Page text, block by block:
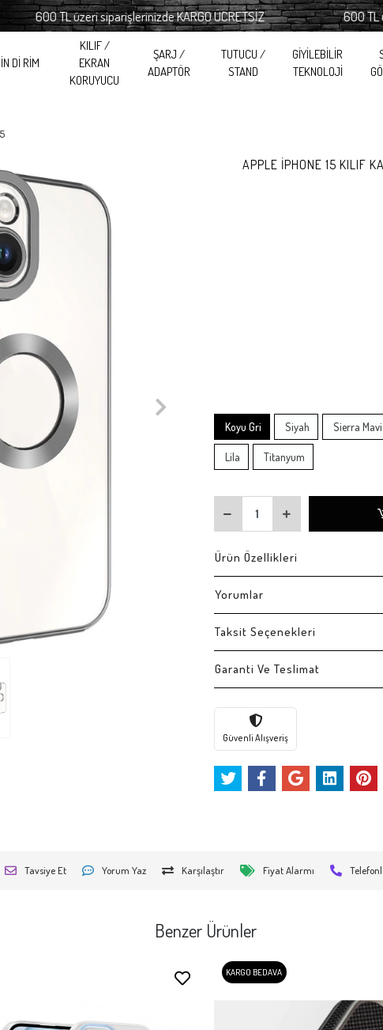
600 TL üzeri siparişlerinizde KARGO ÜCRETSİZ 600 TL üzeri
İN Dİ RİM
KILIF /
EKRAN
KORUYUCU
ŞARJ /
ADAPTÖR
TUTUCU /
STAND
GİYİLEBİLİR
TEKNOLOJİ
APPLE İPHONE 15 KILIF
Koyu Gri Siyah Sierra Mavi
Lila Titanyum
Ürün Özellikleri
Yorumlar
Taksit Seçenekleri
Garanti Ve Teslimat
Güvenli Alışveriş
Tavsiye Et Yorum Yaz Karşılaştır Fiyat Alarmı
Benzer Ürünler
KARGO BEDAVA